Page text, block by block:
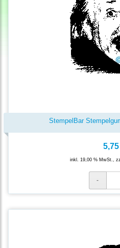
StempelBar
inkl. 19,00 % MwSt.,